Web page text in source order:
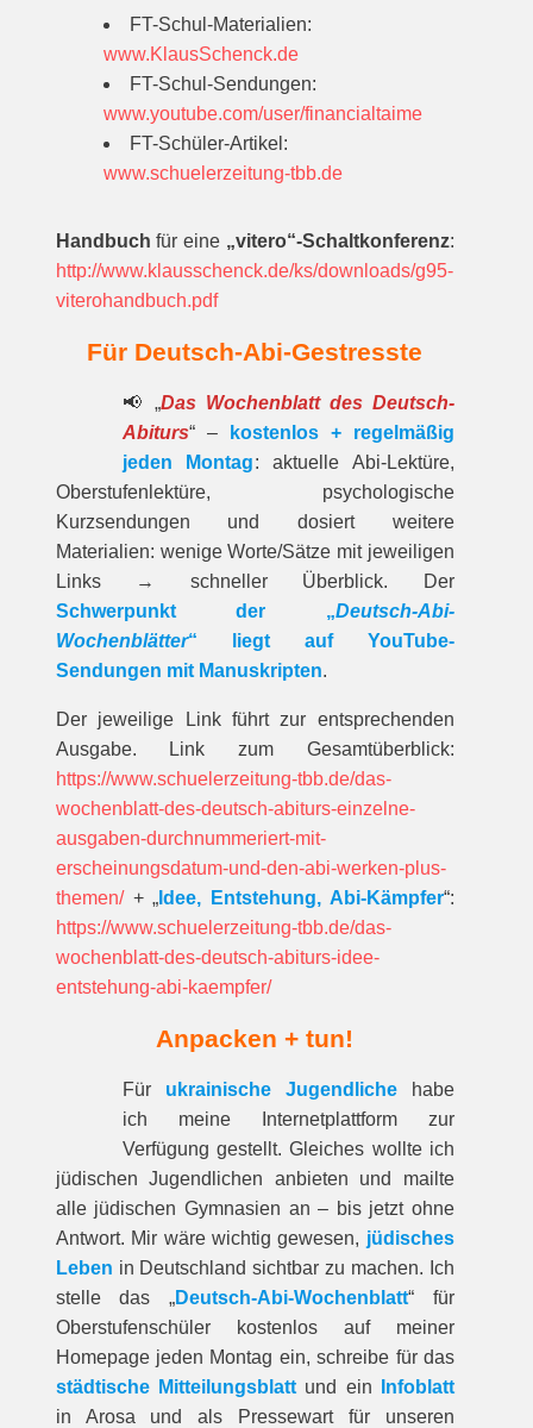
FT-Schul-Materialien:
www.KlausSchenck.de
FT-Schul-Sendungen:
www.youtube.com/user/financialtaime
FT-Schüler-Artikel:
www.schuelerzeitung-tbb.de
Handbuch für eine „vitero“-Schaltkonferenz:
http://www.klausschenck.de/ks/downloads/g95-
viterohandbuch.pdf
Für Deutsch-Abi-Gestresste
📢 „Das Wochenblatt des Deutsch-
Abiturs“ –
kostenlos + regelmäßig
jeden Montag: aktuelle Abi-Lektüre,
Oberstufenlektüre, psychologische
Kurzsendungen und dosiert weitere
Materialien: wenige Worte/Sätze mit jeweiligen
Links → schneller Überblick. Der
Schwerpunkt der „Deutsch-Abi-
Wochenblätter“ liegt auf YouTube-
Sendungen mit Manuskripten.
Der jeweilige Link führt zur entspre­chenden
Ausgabe. Link zum Gesamt­über­blick:
https://www.schuelerzeitung-tbb.de/das-
wochenblatt-des-deutsch-abiturs-einzelne-
ausgaben-durchnummeriert-mit-
erscheinungsdatum-und-den-abi-werken-plus-
themen/+ „ Idee, Entstehung, Abi-Kämpfer“:
https://www.schuelerzeitung-tbb.de/das-
wochenblatt-des-deutsch-abiturs-idee-
entstehung-abi-kaempfer/
Anpacken + tun!
Für ukrainische Jugendlichehabe
ich meine Internetplattform zur
Verfügung gestellt. Gleiches wollte ich
jüdischen Jugendlichen anbieten und mailte
alle jüdischen Gymnasien an – bis jetzt ohne
Antwort. Mir wäre wichtig gewesen, jüdisches
Leben in Deutschland sichtbar zu machen. Ich
stelle das „Deutsch-Abi-Wochenblatt“ für
Oberstufenschüler kostenlos auf meiner
Homepage jeden Montag ein, schreibe für das
städtische Mitteilungsblatt und ein
Infoblatt
in Arosa und als Pressewart für unseren